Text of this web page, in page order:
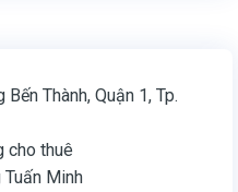
Thành, Quận 1, Tp.
cho thuê
Tuấn Minh